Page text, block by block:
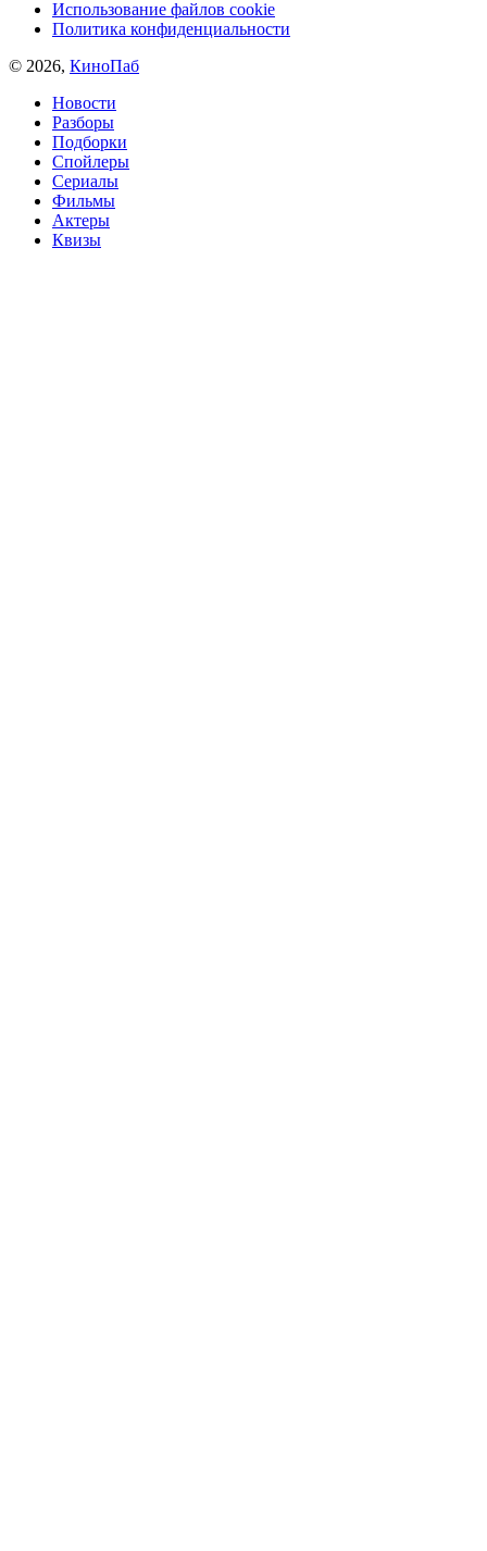
Использование файлов cookie
Политика конфиденциальности
© 2026, КиноПаб
Новости
Разборы
Подборки
Спойлеры
Сериалы
Фильмы
Актеры
Квизы